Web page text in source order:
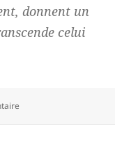
donnent un
celui